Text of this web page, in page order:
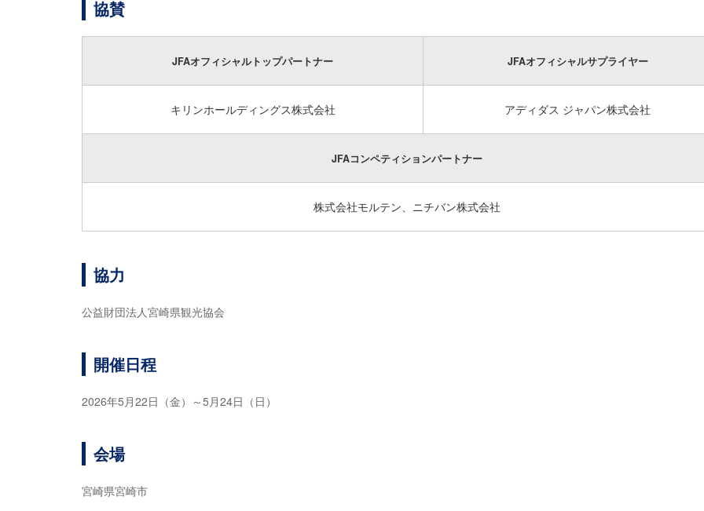
協賛
JFAオフィシャルトップパートナー JFAオフィシャルサプライヤー
キリンホールディングス株式会社 アディダス ジャパン株式会社
JFAコンペティションパートナー
株式会社モルテン、ニチバン株式会社
協力
公益財団法人宮崎県観光協会
開催日程
2026年5月22日（金）～5月24日（日）
会場
宮崎県宮崎市